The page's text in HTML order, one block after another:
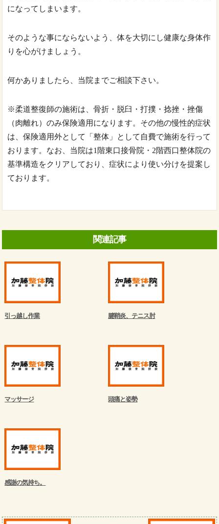
になってしまいます。
そのような事にならないよう、体を大切にし健康な身体作
りを心がけましょう。
何かありましたら、当院までご相談下さい。
※柔道整復師の施術は、骨折・脱臼・打撲・捻挫・挫傷
（肉離れ）のみ保険適用になります。その他の慢性的症状
は、保険適用外として「整体」として自費で施術を行って
おります。なお、当院は1 階東口接骨院・ 2階西口整体院の
基準構造をクリアしており、症状により使い分けを提案し
ております。
関連記事
引っ越し作業 腱鞘炎、テニス肘
マッサージ 頭痛と姿勢
感謝の気持ち。